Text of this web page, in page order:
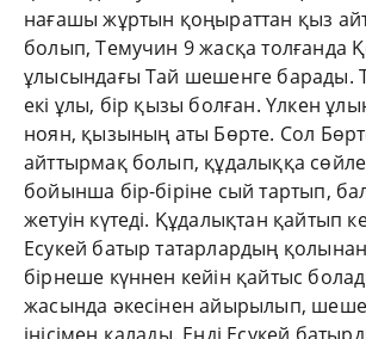
нағашы жұртын қоңыраттан қыз
болып, Темучин 9 жасқа толғанда
ұлысындағы Тай шешенге барады.
екі ұлы, бір қызы болған. Үлкен
ноян, қызының аты Бөрте. Сол
айттырмақ болып, құдалыққа
бойынша бір-біріне сый тартып,
жетуін күтеді. Құдалықтан қайтып
Есукей батыр татарлардың
бірнеше күннен кейін қайтыс
жасында әкесінен айырылып,
інісімен қалады. Енді Есукей